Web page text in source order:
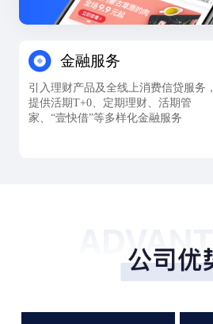
金融服务
引入理财产品及全线上消费信贷服务，
提供活期T+0、定期理财、活期管
家、“壹快借”等多样化金融服务